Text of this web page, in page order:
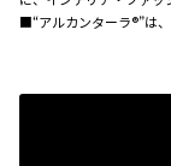
■“アルカンターラ®”は